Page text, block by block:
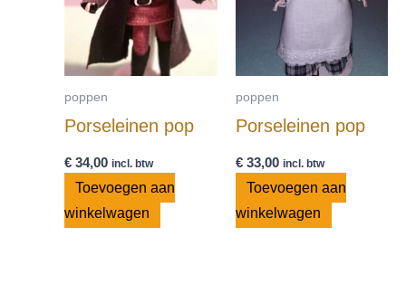
poppen
Porseleinen pop
€ 34,00 incl. btw
Toevoegen aan
winkelwagen
poppen
Porseleinen pop
€33,00 incl. btw
Toevoegen aan
winkelwagen